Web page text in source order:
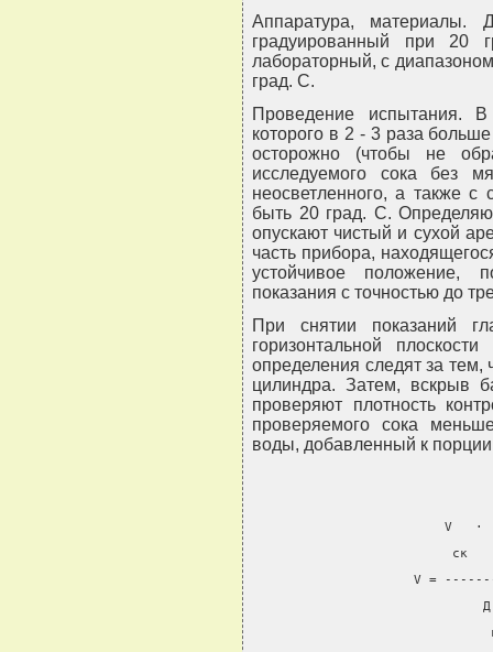
Аппаратура, материалы.
градуированный при 20
лабораторный, с
град. C.
Проведение испытания.
которого в 2 - 3 раза
осторожно (чтобы не
исследуемого сока без
неосветленного, а также с
быть 20 град. C.
опускают чистый и сухой
часть прибора,
устойчивое
показания с точностью до
При снятии показаний
горизонтальной
определения следят за тем,
цилиндра. Затем, вскрыв
проверяют плотность
проверяемого сока
воды, добавленный к
V   ·
ск
V =